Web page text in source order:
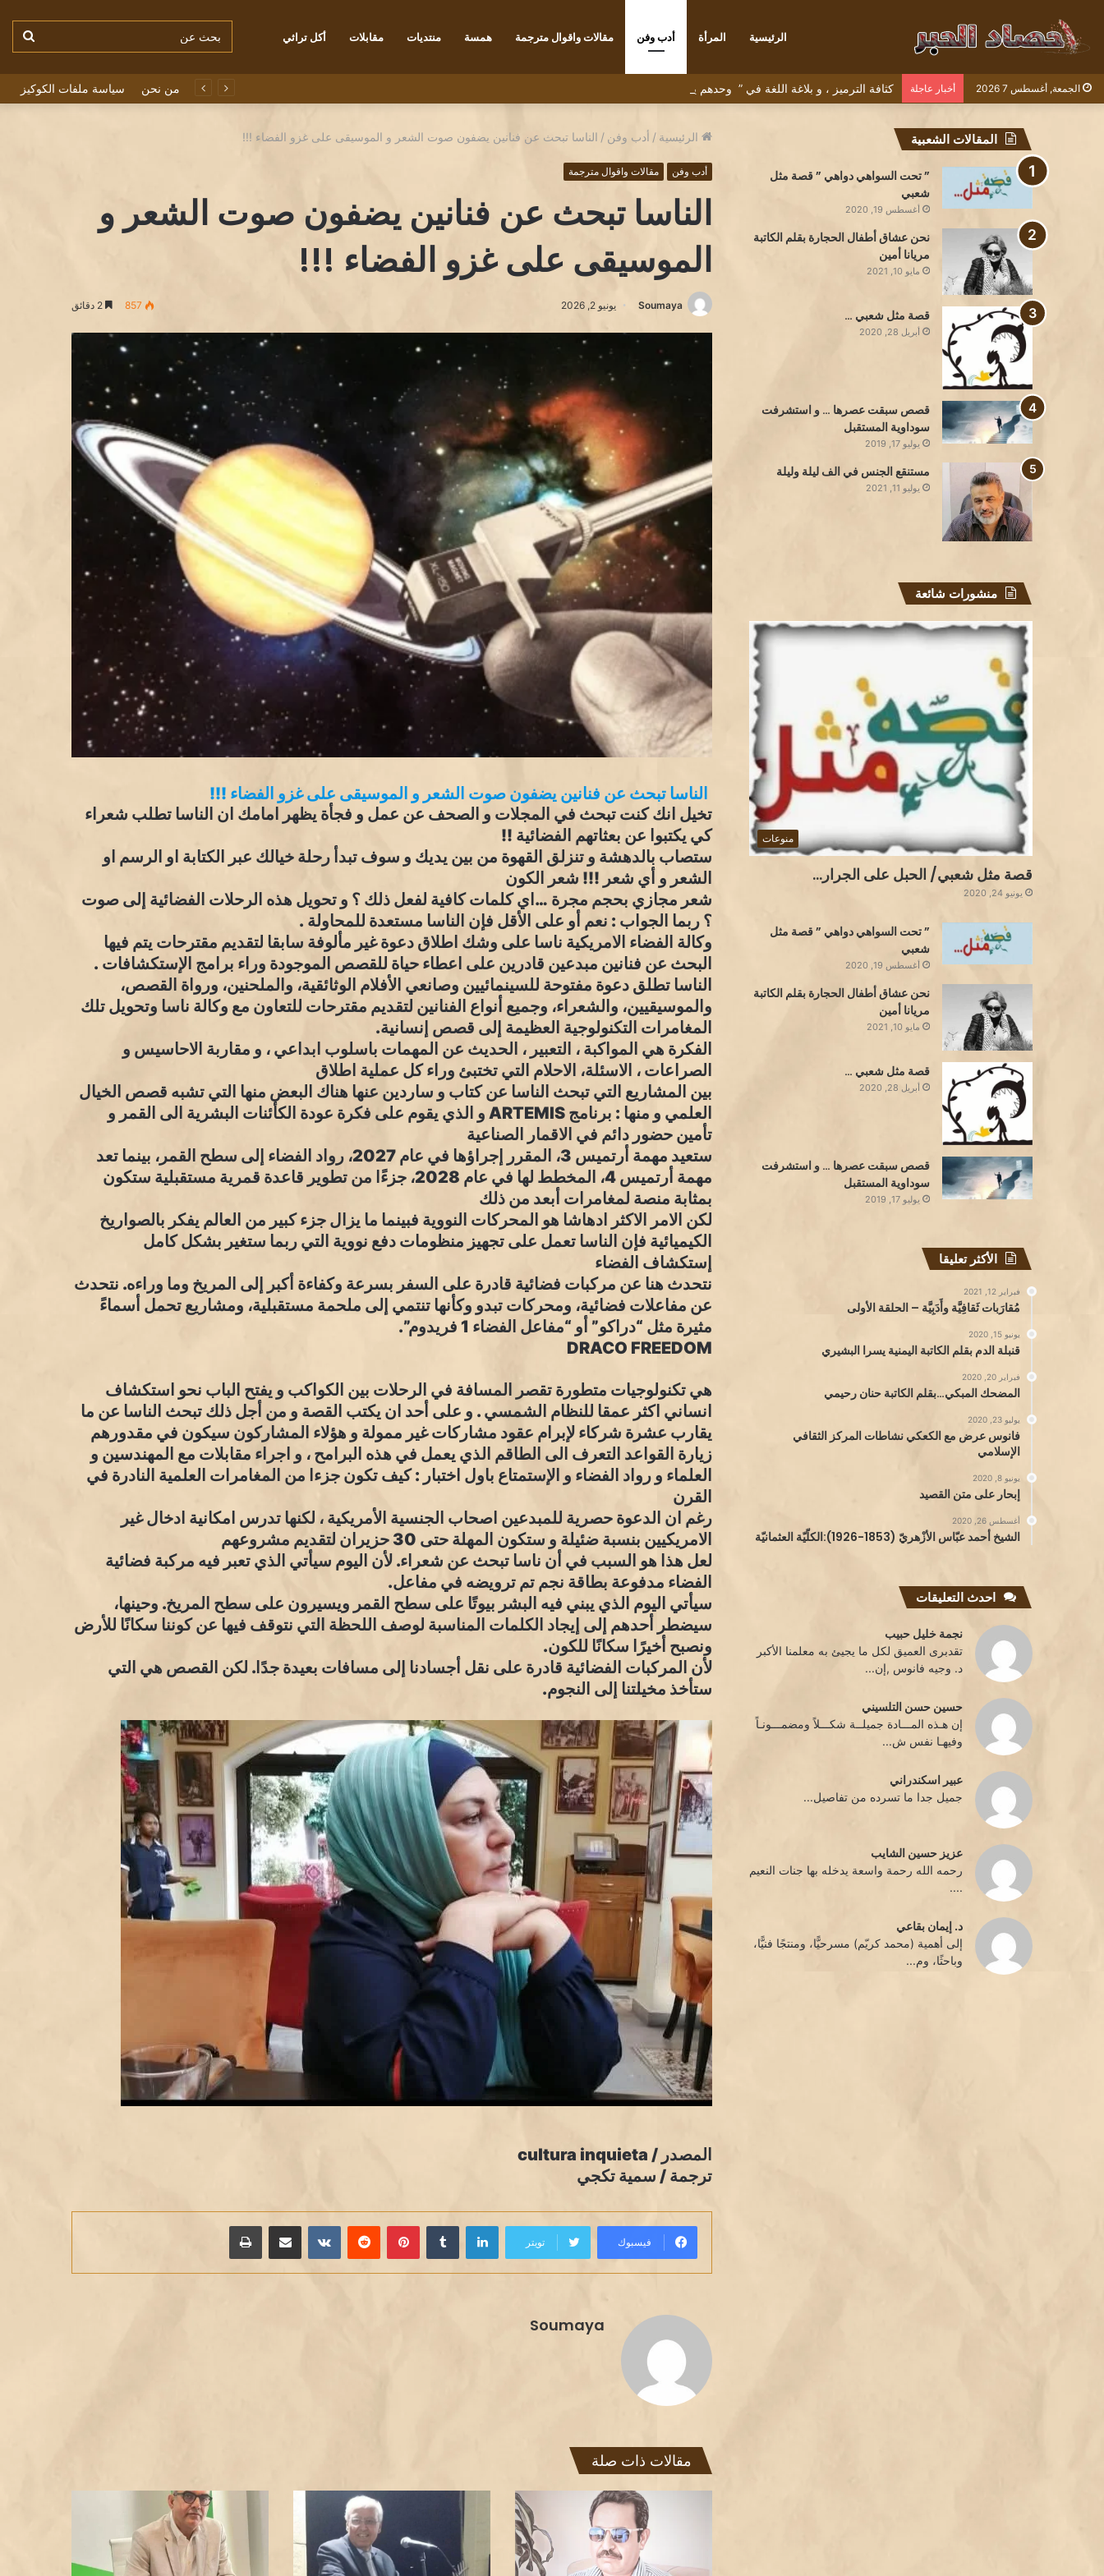
الرئيسية المرأة أدب وفن مقالات واقوال مترجمة همسة منتديات مقابلات أكل تراثي بحث
الجمعة, أغسطس 7 2026 أخبار عاجلة كثافة الترميز ، و بلاغة اللغة في ” وحدهم يعبرون الجسر” للشاعر التونسي البشير عبيد من نحن سياسة ملفات الكوكيز
الرئيسية / أدب وفن / الناسا تبحث عن فنانين يضفون صوت الشعر و الموسيقى على غزو الفضاء !!!
أدب وفن مقالات واقوال مترجمة
الناسا تبحث عن فنانين يضفون صوت الشعر و
الموسيقى على غزو الفضاء !!!
Soumaya يونيو 2, 2026 857
الناسا تبحث عن فنانين يضفون صوت الشعر و الموسيقى على غزو الفضاء !!!
تخيل انك كنت تبحث في المجلات و الصحف عن عمل و فجأة يظهر امامك ان الناسا تطلب شعراء
كي يكتبوا عن بعثاتهم الفضائية !!
ستصاب بالدهشة و تنزلق القهوة من بين يديك و سوف تبدأ رحلة خيالك عبر الكتابة او الرسم او
الشعر و أي شعر !!! شعر الكون
شعر مجازي بحجم مجرة …اي كلمات كافية لفعل ذلك ؟ و تحويل هذه الرحلات الفضائية إلى صوت
؟ ربما الجواب : نعم أو على الأقل فإن الناسا مستعدة للمحاولة .
وكالة الفضاء الامريكية ناسا على وشك اطلاق دعوة غير مألوفة سابقا لتقديم مقترحات يتم فيها
البحث عن فنانين مبدعين قادرين على اعطاء حياة للقصص الموجودة وراء برامج الإستكشافات .
الناسا تطلق دعوة مفتوحة للسينمائيين وصانعي الأفلام الوثائقية، والملحنين، ورواة القصص،
والموسيقيين، والشعراء، وجميع أنواع الفنانين لتقديم مقترحات للتعاون مع وكالة ناسا وتحويل تلك
المغامرات التكنولوجية العظيمة إلى قصص إنسانية.
الفكرة هي المواكبة ، التعبير ، الحديث عن المهمات باسلوب ابداعي ، و مقاربة الاحاسيس و
الصراعات ، الاسئلة، الاحلام التي تختبئ وراء كل عملية اطلاق
بين المشاريع التي تبحث الناسا عن كتاب و ساردين عنها هناك البعض منها التي تشبه قصص الخيال
العلمي و منها : برنامج ARTEMIS و الذي يقوم على فكرة عودة الكأئنات البشرية الى القمر و
تأمين حضور دائم في الاقمار الصناعية
ستعيد مهمة أرتميس 3، المقرر إجراؤها في عام 2027، رواد الفضاء إلى سطح القمر، بينما تعد
مهمة أرتميس 4، المخطط لها في عام 2028، جزءًا من تطوير قاعدة قمرية مستقبلية ستكون
بمثابة منصة لمغامرات أبعد من ذلك
لكن الامر الاكثر ادهاشا هو المحركات النووية فبينما ما يزال جزء كبير من العالم يفكر بالصواريخ
الكيميائية فإن الناسا تعمل على تجهيز منظومات دفع نووية التي ربما ستغير بشكل كامل
إستكشاف الفضاء
نتحدث هنا عن مركبات فضائية قادرة على السفر بسرعة وكفاءة أكبر إلى المريخ وما وراءه. نتحدث
عن مفاعلات فضائية، ومحركات تبدو وكأنها تنتمي إلى ملحمة مستقبلية، ومشاريع تحمل أسماءً
مثيرة مثل “دراكو” أو “مفاعل الفضاء 1 فريدوم”.
DRACO FREEDOM
هي تكنولوجيات متطورة تقصر المسافة في الرحلات بين الكواكب و يفتح الباب نحو استكشاف
انساني اكثر عمقا للنظام الشمسي . و على أحد ان يكتب القصة و من أجل ذلك تبحث الناسا عن ما
يقارب عشرة شركاء لإبرام عقود مشاركات غير ممولة و هؤلاء المشاركون سيكون في مقدورهم
زيارة القواعد التعرف الى الطاقم الذي يعمل في هذه البرامح ، و اجراء مقابلات مع المهندسين و
العلماء و رواد الفضاء و الإستمتاع باول اختبار : كيف تكون جزءا من المغامرات العلمية النادرة في
القرن
رغم ان الدعوة حصرية للمبدعين اصحاب الجنسية الأمريكية ، لكنها تدرس امكانية ادخال غير
الامريكيين بنسبة ضئيلة و ستكون المهلة حتى 30 حزيران لتقديم مشروعهم
لعل هذا هو السبب في أن ناسا تبحث عن شعراء. لأن اليوم سيأتي الذي تعبر فيه مركبة فضائية
الفضاء مدفوعة بطاقة نجم تم ترويضه في مفاعل.
سيأتي اليوم الذي يبني فيه البشر بيوتًا على سطح القمر ويسيرون على سطح المريخ. وحينها،
سيضطر أحدهم إلى إيجاد الكلمات المناسبة لوصف اللحظة التي نتوقف فيها عن كوننا سكانًا للأرض
ونصبح أخيرًا سكانًا للكون.
لأن المركبات الفضائية قادرة على نقل أجسادنا إلى مسافات بعيدة جدًا. لكن القصص هي التي
ستأخذ مخيلتنا إلى النجوم.
المصدر / cultura inquieta
ترجمة / سمية تكجي
فيسبوك تويتر
لينكدإن بينتيريست مشاركة عبر البريد طباعة
Soumaya
مقالات ذات صلة
المقالات الشعبية
” تحت السواهي دواهي ” قصة مثل
شعبي
أغسطس 19, 2020
نحن عشاق أطفال الحجارة بقلم الكاتبة
مريانا أمين
مايو 10, 2021
قصة مثل شعبي …
أبريل 28, 2020
قصص سبقت عصرها … و استشرفت
سوداوية المستقبل
يوليو 17, 2019
مستنقع الجنس في الف ليلة وليلة
يوليو 11, 2021
منشورات شائعة
منوعات
قصة مثل شعبي/ الحبل على الجرار…
يونيو 24, 2020
” تحت السواهي دواهي ” قصة مثل
شعبي
أغسطس 19, 2020
نحن عشاق أطفال الحجارة بقلم الكاتبة
مريانا أمين
مايو 10, 2021
قصة مثل شعبي …
أبريل 28, 2020
قصص سبقت عصرها … و استشرفت
سوداوية المستقبل
يوليو 17, 2019
الأكثر تعليقا
فبراير 12, 2021
مُقارَبات ثَقافِيَّة وأَدَبِيَّة – الحلقة الأولى
يونيو 15, 2020
قنبلة الدم بقلم الكاتبة اليمنية يسرا البشيري
فبراير 20, 2020
المضحك المبكي…بقلم الكاتبة حنان رحيمي
يوليو 23, 2020
فانوس عرض مع الكعكي نشاطات المركز الثقافي
الإسلامي
يونيو 8, 2020
إبحار على متن القصيد
أغسطس 26, 2020
الشيخ أحمد عبّاس الأزْهريّ (1853-1926):الكلّيّة العثمانيّة
احدث التعليقات
نجمة خليل حبيب
تقدبرى العميق لكل ما يجيئ به معلمنا الأكبر
د. وجيه فانوس ,إن...
حسين حسن التلسيني
إن هـذه المـــادة جميلــة شكـــلاً ومضمـــونـاً
وفيهـا نفس ش...
عبير اسكندراني
جميل جدا ما تسرده من تفاصيل...
عزيز حسين الشايب
رحمه الله رحمة واسعة يدخله بها جنات النعيم
....
د. إيمان بقاعي
إلى أهمية (محمد كريّم) مسرحيًّا، ومنتجًا فنيًّا،
وباحثًا، وم...